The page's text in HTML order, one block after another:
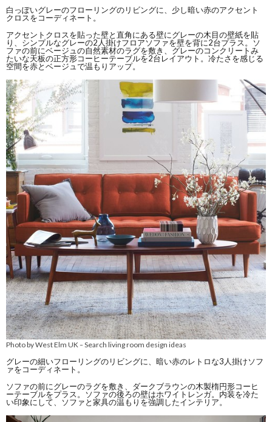
白っぽいグレーのフローリングのリビングに、少し暗い赤のアクセント
クロスをコーディネート。
アクセントクロスを貼った壁と直角にある壁にグレーの木目の壁紙を貼
り、シンプルなグレーの2人掛けフロアソファを壁を背に2台プラス。ソ
ファの前にベージュの自然素材のラグを敷き、グレーのコンクリートみ
たいな天板の正方形コーヒーテーブルを2台レイアウト。冷たさを感じる
空間を赤とベージュで温もりアップ。
Photo by West Elm UK–Search living room design ideas
グレーの細いフローリングのリビングに、暗い赤のレトロな3人掛けソフ
ァをコーディネート。
ソファの前にグレーのラグを敷き、ダークブラウンの木製楕円形コーヒ
ーテーブルをプラス。ソファの後ろの壁はホワイトレンガ。内装を冷た
い印象にして、ソファと家具の温もりを強調したインテリア。